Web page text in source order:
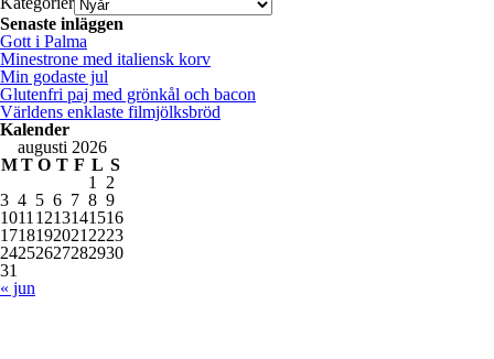
Senaste inläggen
Gott i Palma
Minestrone med italiensk korv
Min godaste jul
Glutenfri paj med grönkål och bacon
Världens enklaste filmjölksbröd
Kalender
augusti 2026
M T O T F L S
1
2
3 4 5 6 7 8 9
1011 1213141516
1718192021 2223
24252627282930
31
« jun